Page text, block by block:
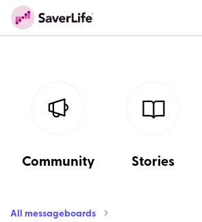
Community Stories
All messageboards